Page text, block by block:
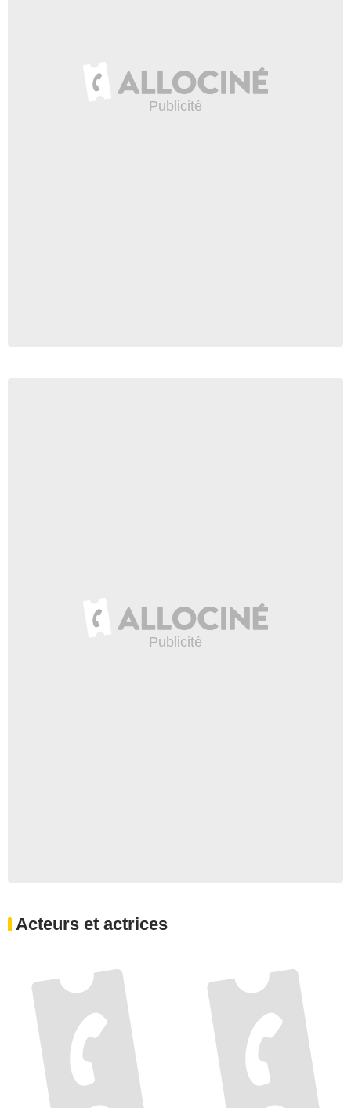
Acteurs et actrices